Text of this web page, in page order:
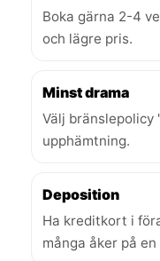
Boka gärna 2-4
och lägre pris.
Minst drama
Välj
upphämtning.
Deposition
Ha kreditkort i
många åker på